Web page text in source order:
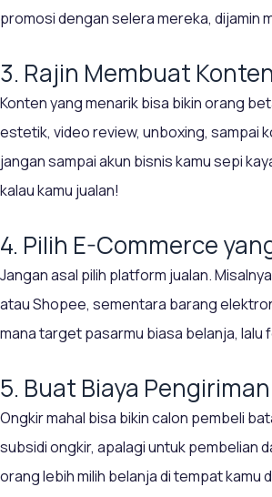
promosi dengan selera mereka, dijamin
3. Rajin Membuat Konten
Konten yang menarik bisa bikin orang
estetik, video review, unboxing, sampai
jangan sampai akun bisnis kamu sepi
kalau kamu jualan!
4. Pilih E-Commerce
Jangan asal pilih platform jualan.
atau Shopee, sementara barang
mana target pasarmu biasa belanja, lalu
5. Buat Biaya
Ongkir mahal bisa bikin calon pembeli
subsidi ongkir, apalagi untuk pembelian
orang lebih milih belanja di tempat kamu